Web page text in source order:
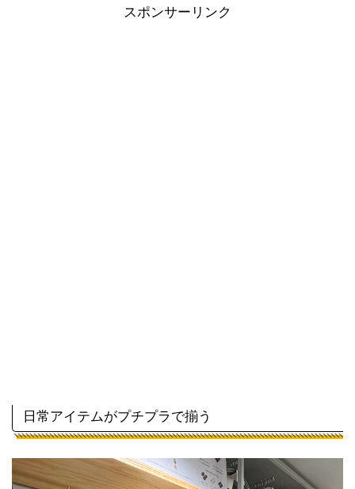
スポンサーリンク
日常アイテムがプチプラで揃う